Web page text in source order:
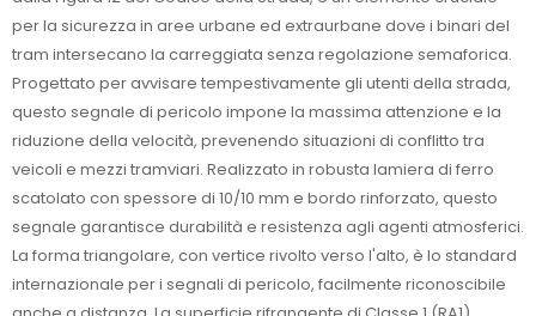
per la sicurezza in aree urbane ed extraurbane dove i binari del
tram intersecano la carreggiata senza regolazione semaforica.
Progettato per avvisare tempestivamente gli utenti della strada,
questo segnale di pericolo impone la massima attenzione e la
riduzione della velocità, prevenendo situazioni di conflitto tra
veicoli e mezzi tramviari. Realizzato in robusta lamiera di ferro
scatolato con spessore di 10/10 mm e bordo rinforzato, questo
segnale garantisce durabilità e resistenza agli agenti atmosferici.
La forma triangolare, con vertice rivolto verso l'alto, è lo standard
internazionale per i segnali di pericolo, facilmente riconoscibile